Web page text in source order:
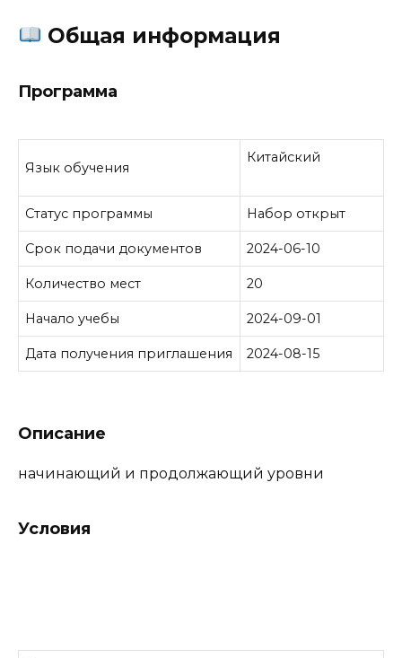
Общая информация
Программа
Язык обучения
Китайский
Статус программы Набор открыт
Срок подачи документов 2024-06-10
Количество мест 20
Начало учебы 2024-09-01
Дата получения приглашения 2024-08-15
Описание
начинающий и продолжающий уровни
Условия